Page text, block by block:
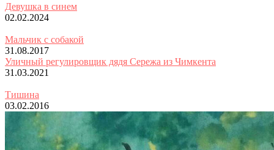
Девушка в синем
02.02.2024
Мальчик с собакой
31.08.2017
Уличный регулировщик дядя Сережа из Чимкента
31.03.2021
Тишина
03.02.2016